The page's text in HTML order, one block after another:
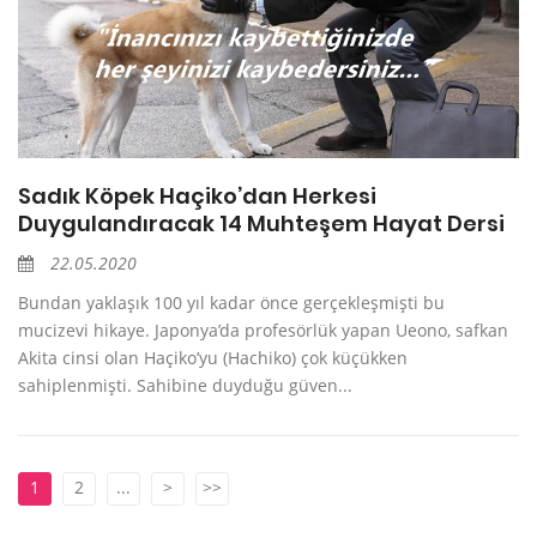
Sadık Köpek Haçiko’dan Herkesi
Duygulandıracak 14 Muhteşem Hayat Dersi
22.05.2020
Bundan yaklaşık 100 yıl kadar önce gerçekleşmişti bu
mucizevi hikaye. Japonya’da profesörlük yapan Ueono, safkan
Akita cinsi olan Haçiko’yu (Hachiko) çok küçükken
sahiplenmişti. Sahibine duyduğu güven...
1 2 ... > >>